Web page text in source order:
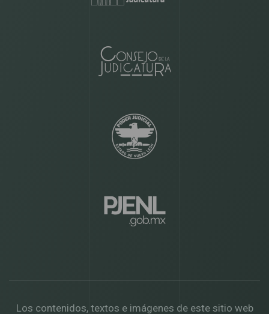
Los contenidos, textos e imágenes de este sitio web